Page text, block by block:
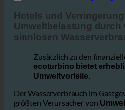
3. Hotels und Verringerung
Hotels und Verringerung
sinnlosen
Zusätzlich zu den
Umweltvorteile.